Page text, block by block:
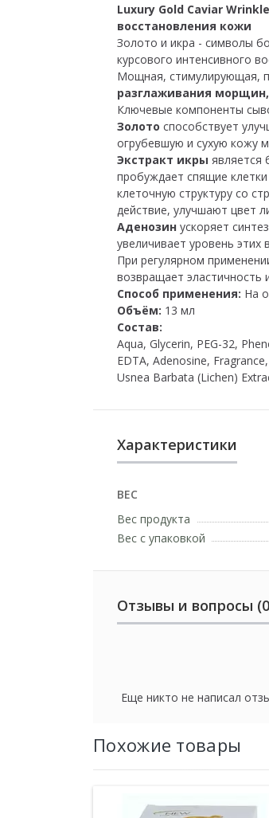
Luxury Gold Caviar
восстановления кожи
Золото и икра - символы
курсового интенсивного
Мощная, стимулирующая,
разглаживания
Ключевые компоненты
Золото способствует
огрубевшую и сухую кожу
Экстракт икры является
пробуждает спящие
клеточную структуру со
действие, улучшают цвет
Аденозин ускоряет
увеличивает уровень
При регулярном
возвращает эластичность
Способ применения: На
Объём: 13 мл
Состав:
Aqua, Glycerin, PEG-32,
EDTA, Adenosine,
Usnea Barbata (Lichen)
Характеристики
ВЕС
Вес продукта
Вес с упаковкой
Отзывы и вопросы
Еще никто не написал
Похожие товары